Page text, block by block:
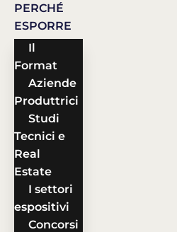
PERCHÉ
ESPORRE
Il
Format
Aziende
Produttrici
Studi
Tecnici e
Real
Estate
I settori
espositivi
Concorsi